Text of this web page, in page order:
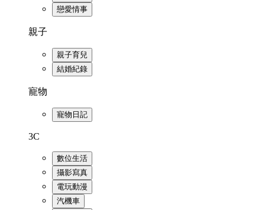
戀愛情事
親子
親子育兒
結婚紀錄
寵物
寵物日記
3C
數位生活
攝影寫真
電玩動漫
汽機車